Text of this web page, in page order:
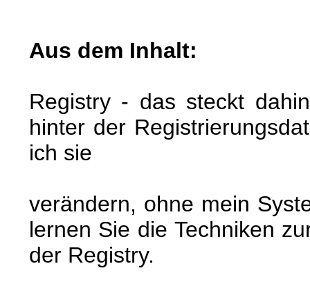
Aus dem Inhalt:
Registry - das steckt
hinter der
ich sie
verändern, ohne mein
lernen Sie die Techniken
der Registry.